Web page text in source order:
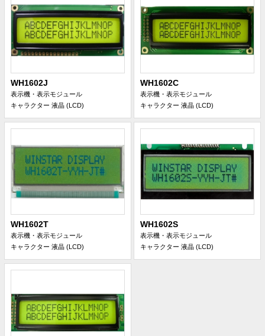
WH1602J
表示機・表示モジュール
キャラクター 液晶 (LCD)
WH1602C
表示機・表示モジュール
キャラクター 液晶 (LCD)
WH1602T
表示機・表示モジュール
キャラクター 液晶 (LCD)
WH1602S
表示機・表示モジュール
キャラクター 液晶 (LCD)